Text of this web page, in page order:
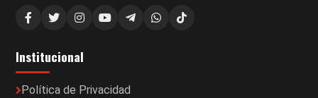
Institucional
Política de Privacidad